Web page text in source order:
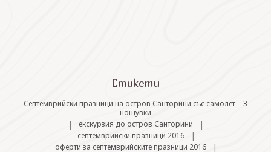
Етикети
Септемврийски празници на остров Санторини със самолет – 3
нощувки
| екскурзия до остров Санторини |
септемврийски празници 2016 |
оферти за септемврийските празници 2016 |